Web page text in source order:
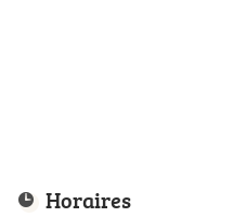
Horaires